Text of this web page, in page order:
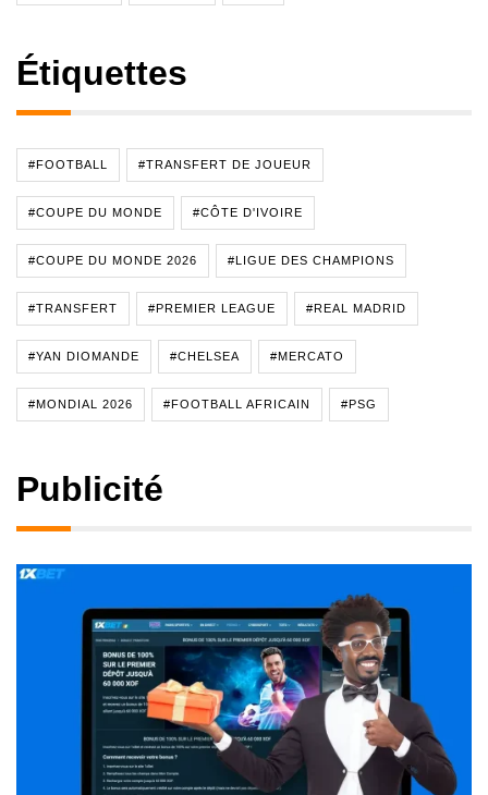
Étiquettes
#FOOTBALL #TRANSFERT DE JOUEUR
#COUPE DU MONDE #CÔTE D'IVOIRE
#COUPE DU MONDE 2026 #LIGUE DES CHAMPIONS
#TRANSFERT #PREMIER LEAGUE #REAL MADRID
#YAN DIOMANDE #CHELSEA #MERCATO
#MONDIAL 2026 #FOOTBALL AFRICAIN #PSG
Publicité